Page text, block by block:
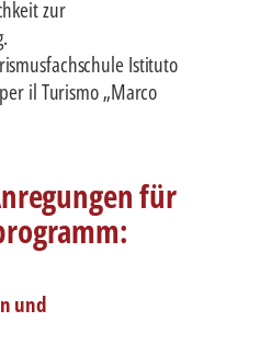
zur
Istituto
il Turismo „Marco
für
und